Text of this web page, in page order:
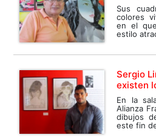
Sus
colores
en el
estilo
Sergio
existen
En la
Alianza
dibujos
este fin